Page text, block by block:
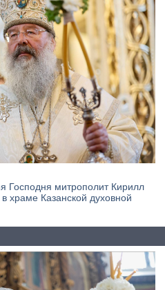
Господня митрополит Кирилл
храме Казанской духовной